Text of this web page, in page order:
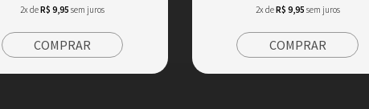
2x deR$ 9,95 sem juros
COMPRAR
2x deR$ 9,95 sem juros
COMPRAR